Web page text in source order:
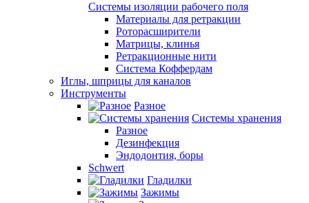
Системы изоляции рабочего поля
Материалы для ретракции
Роторасширители
Матрицы, клинья
Ретракционные нити
Система Коффердам
Иглы, шприцы для каналов
Инструменты
Разное
Системы хранения
Разное
Дезинфекция
Эндодонтия, боры
Schwert
Гладилки
Зажимы